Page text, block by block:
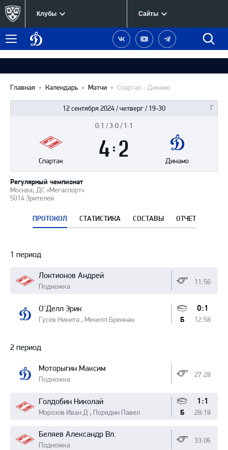
Клубы Сайты
Меню
Динамо
Москва
Наша
группа
Вконтакте
Наш
канал
YouTube
Наш
канал
Telegram
Главная Календарь Матчи Спартак - Динамо
12 сентября 2024 / четверг / 19-30
Москва, ДС «Мегаспорт»
5014 Зрителей
Регулярный чемпионат
матча
0:1 / 3:0 / 1:1
Спартак Динамо
ПРОТОКОЛ СТАТИСТИКА СОСТАВЫ ОТЧЕТ
Протокол
1 период
Локтионов Андрей
Подножка
11:56
О'Делл Эрик
Гусев Никита , Менелл Бреннан
0:1
12:58
Б
2 период
Моторыгин Максим
Подножка
27:28
Голдобин Николай
Морозов Иван Д , Порядин Павел
1:1
28:18
Б
Беляев Александр Вл.
Подножка
33:06